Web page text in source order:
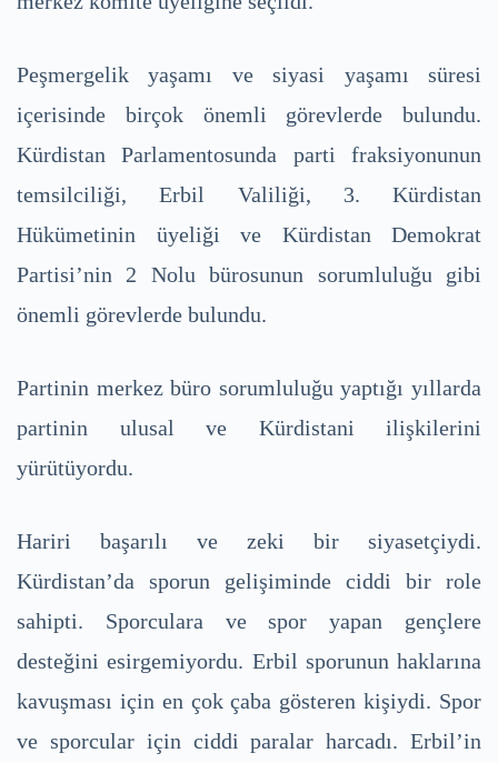
Peşmergelik yaşamı ve siyasi yaşamı süresi
içerisinde birçok önemli görevlerde bulundu.
Kürdistan Parlamentosunda parti fraksiyonunun
temsilciliği, Erbil Valiliği, 3. Kürdistan
Hükümetinin üyeliği ve Kürdistan Demokrat
Partisi’nin 2 Nolu bürosunun sorumluluğu gibi
önemli görevlerde bulundu.
Partinin merkez büro sorumluluğu yaptığı yıllarda
partinin ulusal ve Kürdistani ilişkilerini
yürütüyordu.
Hariri başarılı ve zeki bir siyasetçiydi.
Kürdistan’da sporun gelişiminde ciddi bir role
sahipti. Sporculara ve spor yapan gençlere
desteğini esirgemiyordu. Erbil sporunun haklarına
kavuşması için en çok çaba gösteren kişiydi. Spor
ve sporcular için ciddi paralar harcadı. Erbil’in